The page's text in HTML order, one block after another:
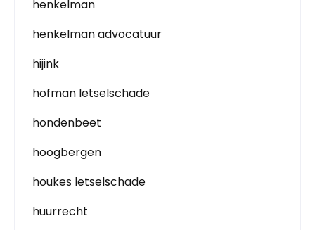
henkelman
henkelman advocatuur
hijink
hofman letselschade
hondenbeet
hoogbergen
houkes letselschade
huurrecht